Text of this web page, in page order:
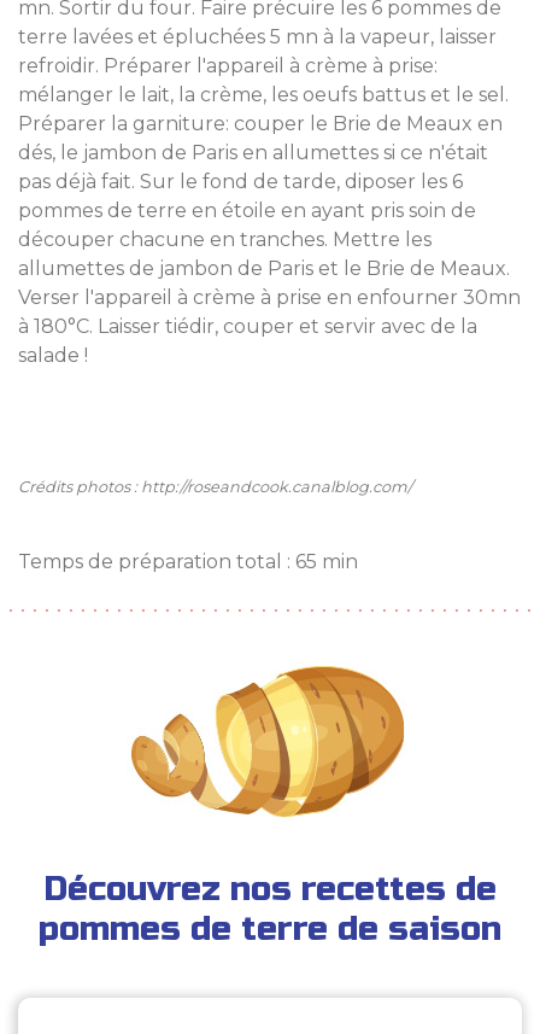
mn. Sortir du four. Faire précuire les 6 pommes de
terre lavées et épluchées 5 mn à la vapeur, laisser
refroidir. Préparer l'appareil à crème à prise:
mélanger le lait, la crème, les oeufs battus et le sel.
Préparer la garniture: couper le Brie de Meaux en
dés, le jambon de Paris en allumettes si ce n'était
pas déjà fait. Sur le fond de tarde, diposer les 6
pommes de terre en étoile en ayant pris soin de
découper chacune en tranches. Mettre les
allumettes de jambon de Paris et le Brie de Meaux.
Verser l'appareil à crème à prise en enfourner 30mn
à 180°C. Laisser tiédir, couper et servir avec de la
salade !
Crédits photos : http://roseandcook.canalblog.com/
Temps de préparation total : 65 min
Découvrez nos recettes de
pommes de terre de saison